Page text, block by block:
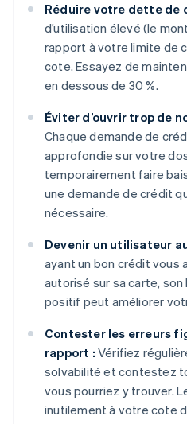
Réduire votre dette de
d’utilisation élevé (le
rapport à votre limite de
cote. Essayez de
en dessous de 30 %.
Éviter d’ouvrir trop de
Chaque demande de
approfondie sur votre
temporairement faire
une demande de crédit
nécessaire.
Devenir un utilisateur
ayant un bon crédit vous
autorisé sur sa carte,
positif peut améliorer
Contester les erreurs
rapport : Vérifiez
solvabilité et contestez
vous pourriez y trouver.
inutilement à votre cote